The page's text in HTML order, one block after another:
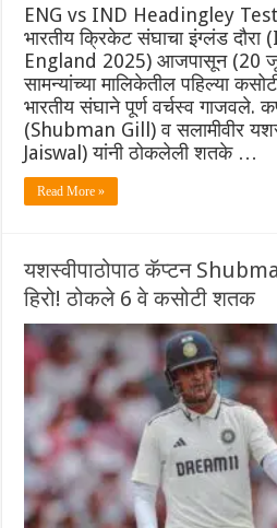
ENG vs IND Headingley
भारतीय क्रिकेट संघाचा इंग्लंड
England 2025) आजपासून (20
सामन्यांच्या मालिकेतील पहिल्या
भारतीय संघाने पूर्ण वर्चस्व गाजवले.
(Shubman Gill) व‌ सलामीवीर
Jaiswal) यांनी ठोकलेली शतके …
Read More »
यशस्वीपाठोपाठ कॅप्टन
हिरो! ठोकले 6 वे कसोटी शतक